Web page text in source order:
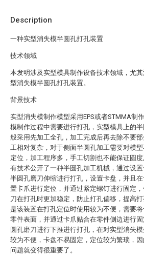
Description
一种实型消失模半圆孔打孔装置
技术领域
本发明涉及实型模具制作设备技术领域，尤
型消失模半圆孔打孔装置。
背景技术
实型消失模制作模型采用EPS或者STMMA制
模制作过程中需要进行打孔，实型模具上的
般采用先加工全孔，加工完成后再去除不要
工相对复杂，对于侧面半圆孔加工需要对模
定位，加工程序多，手工切割也不能保证圆
有技术公开了一种半圆孔加工机械，通过设
半圆孔磨刀伸缩进行打孔，设置卡盘，并且
置卡爪进行定位，并通过紧定螺钉进行固定
刀在打孔时更加稳定，防止打孔偏移，提高
是该装置在打孔定位时使用较为不便，需要
零件表面，并通过卡爪贴合在零件侧边进行
圆孔磨刀进行下推进行打孔，在对实型消失
较为不便，卡盘不易固定，定位较为繁琐，
问题就变得很重要了。